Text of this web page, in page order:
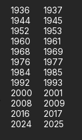
1936
1937
1944
1945
1952
1953
1960
1961
1968
1969
1976
1977
1984
1985
1992
1993
2000
2001
2008
2009
2016
2017
2024
2025